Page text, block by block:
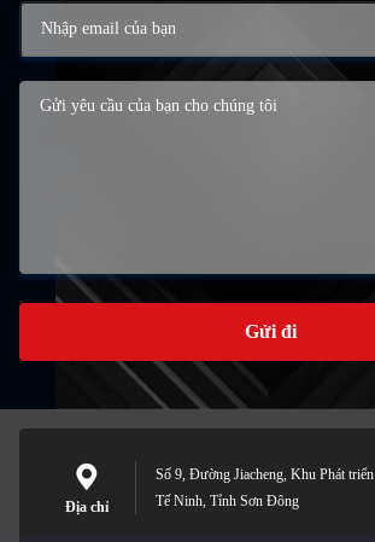
Gửi đi
Địa chỉ
Số 9, Đường Jiacheng, Khu Phát
Tế Ninh, Tỉnh Sơn Đông